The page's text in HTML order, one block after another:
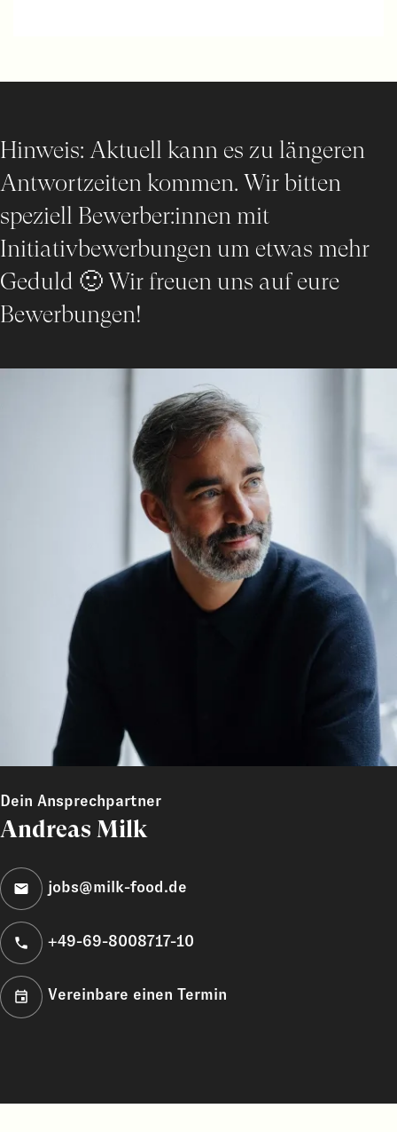
Hinweis: Aktuell kann es zu längeren
Antwortzeiten kommen. Wir bitten
speziell Bewerber:innen mit
Initiativbewerbungen um etwas mehr
Geduld 🙂 Wir freuen uns auf eure
Bewerbungen!
Dein Ansprechpartner
Andreas Milk
jobs@milk-food.de
+49-69-8008717-10
Vereinbare einen Termin